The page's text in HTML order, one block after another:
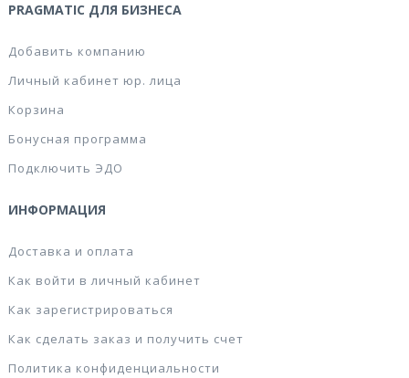
PRAGMATIC ДЛЯ БИЗНЕСА
Добавить компанию
Личный кабинет юр. лица
Корзина
Бонусная программа
Подключить ЭДО
ИНФОРМАЦИЯ
Доставка и оплата
Как войти в личный кабинет
Как зарегистрироваться
Как сделать заказ и получить счет
Политика конфиденциальности